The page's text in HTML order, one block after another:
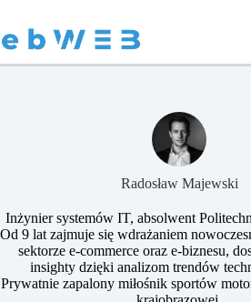
treści
Radosław Majewski
Inżynier systemów IT, absolwent
Od 9 lat zajmuje się wdrażaniem
sektorze e-commerce oraz e-biznesu,
insighty dzięki analizom trendów
Prywatnie zapalony miłośnik sportów